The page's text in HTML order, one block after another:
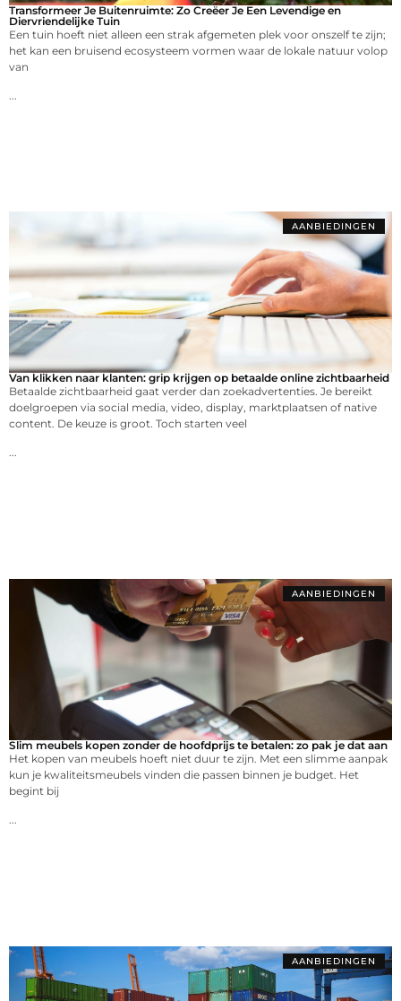
Transformeer Je Buitenruimte: Zo Creëer Je Een Levendige en
Diervriendelijke Tuin
Een tuin hoeft niet alleen een strak afgemeten plek voor onszelf te zijn;
het kan een bruisend ecosysteem vormen waar de lokale natuur volop
van
...
AANBIEDINGEN
Van klikken naar klanten: grip krijgen op betaalde online zichtbaarheid
Betaalde zichtbaarheid gaat verder dan zoekadvertenties. Je bereikt
doelgroepen via social media, video, display, marktplaatsen of native
content. De keuze is groot. Toch starten veel
...
AANBIEDINGEN
Slim meubels kopen zonder de hoofdprijs te betalen: zo pak je dat aan
Het kopen van meubels hoeft niet duur te zijn. Met een slimme aanpak
kun je kwaliteitsmeubels vinden die passen binnen je budget. Het
begint bij
...
AANBIEDINGEN